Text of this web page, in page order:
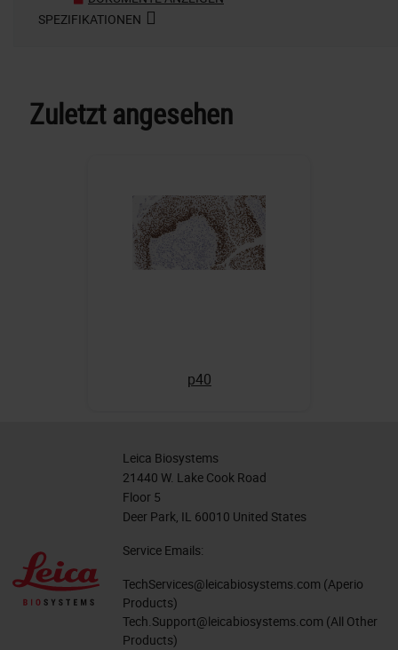
SPEZIFIKATIONEN
Zuletzt angesehen
p40
Leica Biosystems
21440 W. Lake Cook Road
Floor 5
Deer Park, IL 60010 United States
Service Emails:
TechServices@leicabiosystems.com (Aperio
Products)
Tech.Support@leicabiosystems.com (All Other
Products)